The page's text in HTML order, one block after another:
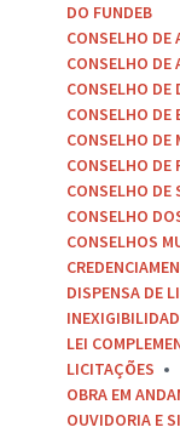
DO FUNDEB
CONSELHO DE
CONSELHO DE
CONSELHO DE
CONSELHO DE
CONSELHO DE
CONSELHO DE
CONSELHO DE
CONSELHO
CONSELHOS
DISPENSA DE
LEI
LICITAÇÕES
OBRA EM
OUVIDORIA E